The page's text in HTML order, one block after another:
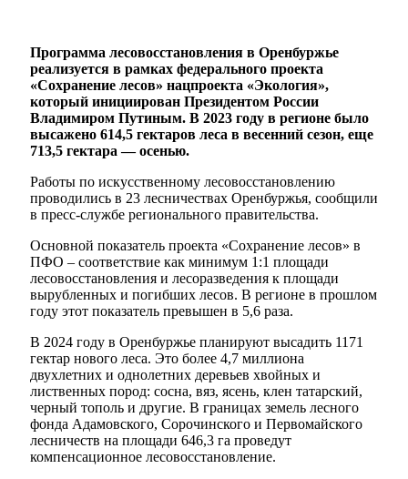
Программа лесовосстановления в Оренбуржье
реализуется в рамках федерального проекта
«Сохранение лесов» нацпроекта «Экология»,
который инициирован Президентом России
Владимиром Путиным. В 2023 году в регионе было
высажено 614,5 гектаров леса в весенний сезон, еще
713,5 гектара — осенью.
Работы по искусственному лесовосстановлению
проводились в 23 лесничествах Оренбуржья, сообщили
в пресс-службе регионального правительства.
Основной показатель проекта «Сохранение лесов» в
ПФО – соответствие как минимум 1:1 площади
лесовосстановления и лесоразведения к площади
вырубленных и погибших лесов. В регионе в прошлом
году этот показатель превышен в 5,6 раза.
В 2024 году в Оренбуржье планируют высадить 1171
гектар нового леса. Это более 4,7 миллиона
двухлетних и однолетних деревьев хвойных и
лиственных пород: сосна, вяз, ясень, клен татарский,
черный тополь и другие. В границах земель лесного
фонда Адамовского, Сорочинского и Первомайского
лесничеств на площади 646,3 га проведут
компенсационное лесовосстановление.